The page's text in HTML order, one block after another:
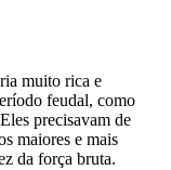
muito rica e
feudal, como
precisavam de
maiores e mais
da força bruta.